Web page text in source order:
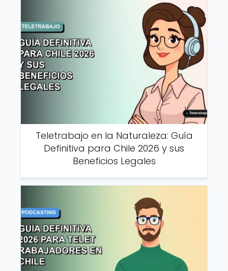
Teletrabajo en la Naturaleza: Guía
Definitiva para Chile 2026 y sus
Beneficios Legales